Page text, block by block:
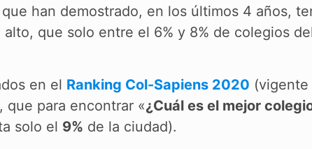
han demostrado, en los últimos 4 años,
que solo entre el 6% y 8% de colegios
en el Ranking Col-Sapiens 2020 (vigente
que para encontrar «¿Cuál es el mejor
solo el 9% de la ciudad).